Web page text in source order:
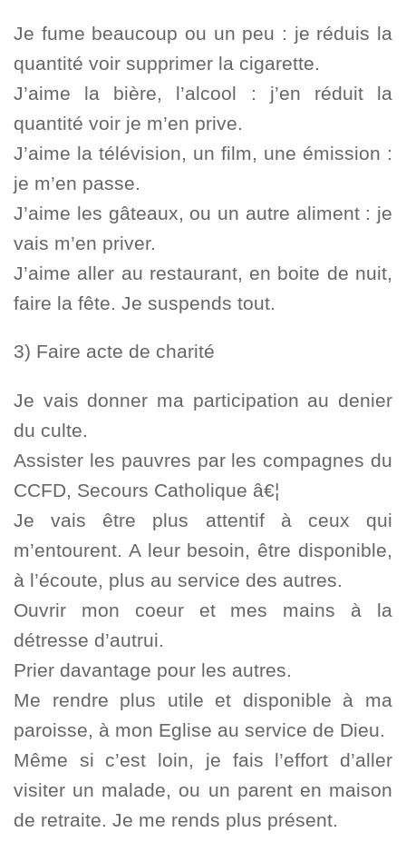
Je fume beaucoup ou un peu : je réduis la
quantité voir supprimer la cigarette.
J’aime la bière, l’alcool : j’en réduit la
quantité voir je m’en prive.
J’aime la télévision, un film, une émission :
je m’en passe.
J’aime les gâteaux, ou un autre aliment : je
vais m’en priver.
J’aime aller au restaurant, en boite de nuit,
faire la fête. Je suspends tout.
3) Faire acte de charité
Je vais donner ma participation au denier
du culte.
Assister les pauvres par les compagnes du
CCFD, Secours Catholique â€¦
Je vais être plus attentif à ceux qui
m’entourent. A leur besoin, être disponible,
à l’écoute, plus au service des autres.
Ouvrir mon coeur et mes mains à la
détresse d’autrui.
Prier davantage pour les autres.
Me rendre plus utile et disponible à ma
paroisse, à mon Eglise au service de Dieu.
Même si c’est loin, je fais l’effort d’aller
visiter un malade, ou un parent en maison
de retraite. Je me rends plus présent.